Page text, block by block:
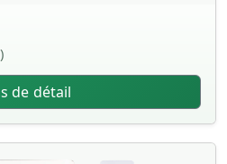
de détail